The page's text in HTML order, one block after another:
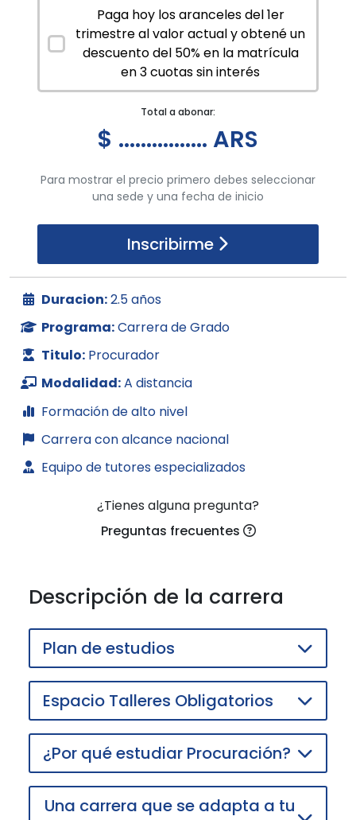
Paga hoy los aranceles del 1er
trimestre al valor actual y obtené un
descuento del 50% en la matrícula
en 3 cuotas sin interés
Total a abonar:
$ ................ ARS
Para mostrar el precio primero debes seleccionar
una sede y una fecha de inicio
Inscribirme
Duracion:2.5 años
Programa:Carrera de Grado
Titulo: Procurador
Modalidad:A distancia
Formación de alto nivel
Carrera con alcance nacional
Equipo de tutores especializados
¿Tienes alguna pregunta?
Preguntas frecuentes
Descripción de la carrera
Plan de estudios
Espacio Talleres Obligatorios
¿Por qué estudiar Procuración?
Una carrera que se adapta a tu